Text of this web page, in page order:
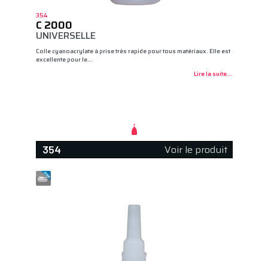
354
C 2000
UNIVERSELLE
Colle cyanoacrylate à prise très rapide pour tous matériaux. Elle est
excellente pour le…
Lire la suite...
354 Voir le produit